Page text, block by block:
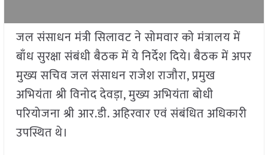
जल संसाधन मंत्री सिलावट ने सोमवार को मंत्रालय में
बाँध सुरक्षा संबंधी बैठक में ये निर्देश दिये। बैठक में अपर
मुख्य सचिव जल संसाधन राजेश राजौरा, प्रमुख
अभियंता श्री विनोद देवड़ा, मुख्य अभियंता बोधी
परियोजना श्री आर.डी. अहिरवार एवं संबंधित अधिकारी
उपस्थित थे।